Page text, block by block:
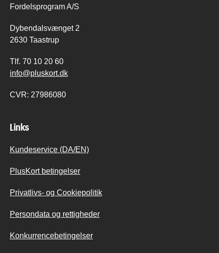
Fordelsprogram A/S
Dybendalsvænget 2
2630 Taastrup
Tlf. 70 10 20 60
info@pluskort.dk
CVR: 27986080
Links
Kundeservice (DA/EN)
PlusKort betingelser
Privatlivs- og Cookiepolitik
Persondata og rettigheder
Konkurrencebetingelser